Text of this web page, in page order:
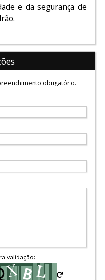
e da segurança de
obrigatório.
validação: